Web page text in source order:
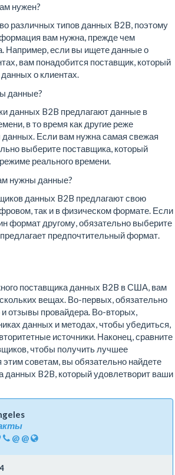
нужен?
различных типов данных B2B, поэтому
вам нужна, прежде чем
Например, если вы ищете данные о
вам понадобится поставщик, который
о клиентах.
данные?
данных B2B предлагают данные в
в то время как другие реже
Если вам нужна самая свежая
выберите поставщика, который
реального времени.
нужны данные?
данных B2B предлагают свою
так и в физическом формате. Если
формат другому, обязательно выберите
предпочтительный формат.
поставщика данных B2B в США, вам
вещах. Во-первых, обязательно
отзывы провайдера. Во-вторых,
данных и методах, чтобы убедиться,
источники. Наконец, сравните
чтобы получить лучшее
советам, вы обязательно найдете
данных B2B, который удовлетворит ваши
@ @